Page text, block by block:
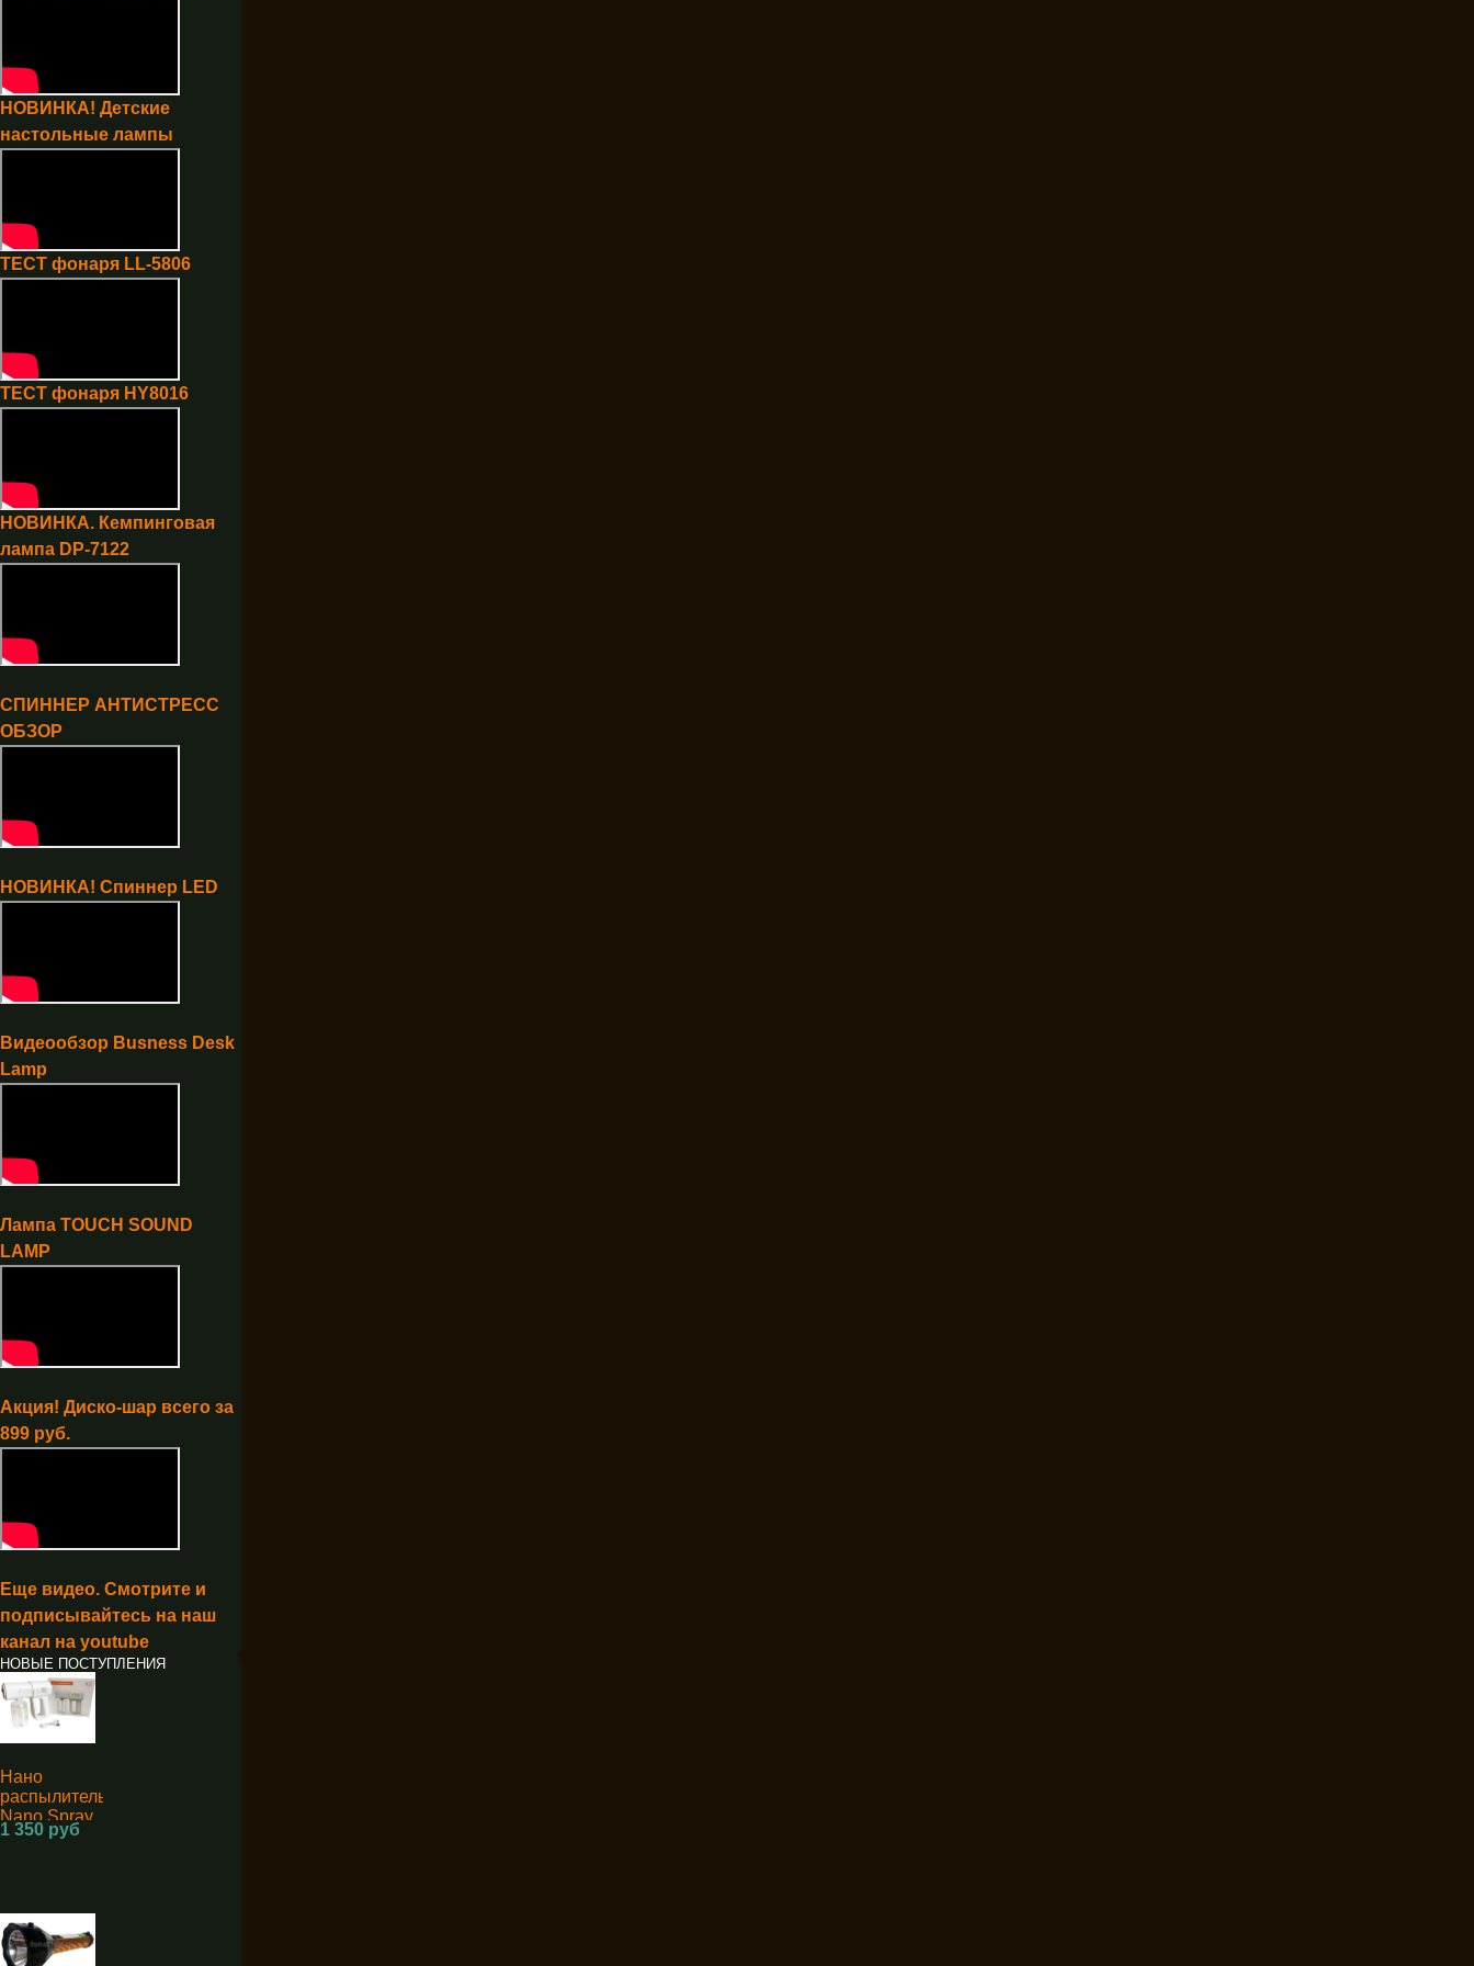
НОВИНКА! Детские
настольные лампы
ТЕСТ фонаря LL-5806
ТЕСТ фонаря HY8016
НОВИНКА. Кемпинговая
лампа DP-7122
СПИННЕР АНТИСТРЕСС
ОБЗОР
НОВИНКА! Спиннер LED
Видеообзор Busness Desk
Lamp
Лампа TOUCH SOUND
LAMP
Акция! Диско-шар всего за
899 руб.
Еще видео. Смотрите и
подписывайтесь на наш
канал на youtube
НОВЫЕ ПОСТУПЛЕНИЯ
Нано
распылитель
Nano Spray
Machine K5
1 350 руб